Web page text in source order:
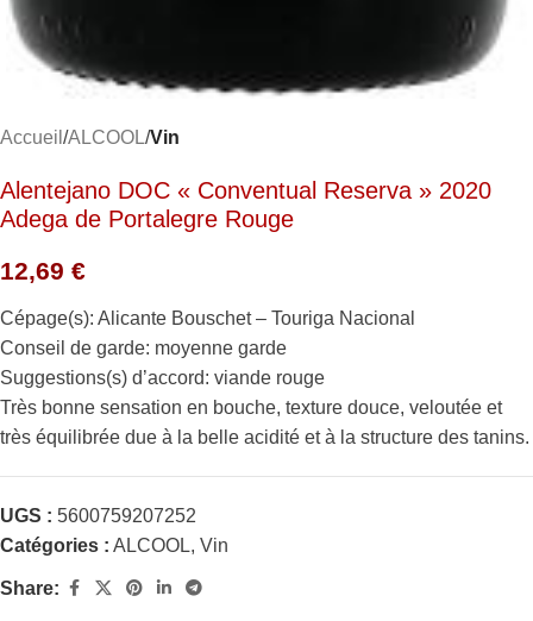
Accueil ALCOOL Vin
Alentejano DOC « Conventual Reserva » 2020
Adega de Portalegre Rouge
12,69 €
Cépage(s): Alicante Bouschet – Touriga Nacional
Conseil de garde: moyenne garde
Suggestions(s) d’accord: viande rouge
Très bonne sensation en bouche, texture douce, veloutée et
très équilibrée due à la belle acidité et à la structure des tanins.
UGS : 5600759207252
Catégories : ALCOOL, Vin
Share: